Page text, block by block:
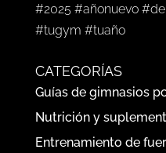
#2025 #añonuevo
#tugym #tuaño
CATEGORÍAS
Guías de gimnasios
Nutrición y
Entrenamiento de